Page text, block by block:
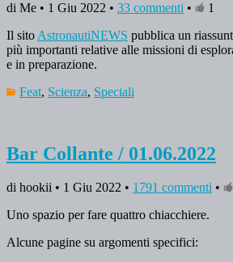
di Me • 1 Giu 2022 • 33 commenti •
1
Il sito AstronautiNEWS pubblica un
più importanti relative alle missioni di
e in preparazione.
Feat, Scienza, Speciali
Bar Collante / 01.06.2022
di hookii • 1 Giu 2022 • 1791 commenti •
Uno spazio per fare quattro chiacchiere.
Alcune pagine su argomenti specifici: